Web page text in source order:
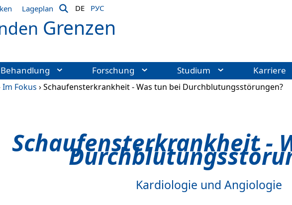
Lageplan DE РУС
Grenzen
Behandlung Forschung Studium Karriere
Im Fokus ›Schaufensterkrankheit - Was tun bei Durchblutungsstörungen?
Schaufensterkrankheit -
Kardiologie und Angiologie